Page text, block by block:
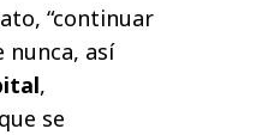
“continuar
nunca, así
,
se